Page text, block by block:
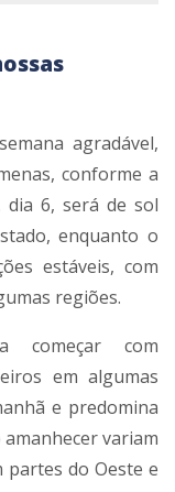
agradável,
conforme a
dia 6, será de sol
enquanto o
estáveis, com
regiões.
começar com
em algumas
e predomina
variam
partes do Oeste e